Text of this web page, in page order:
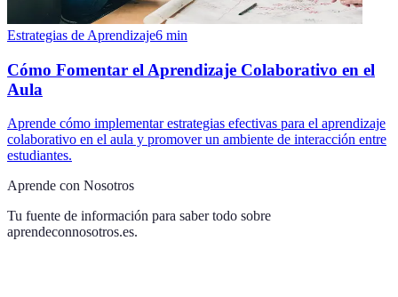
Estrategias de Aprendizaje6 min
Cómo Fomentar el Aprendizaje Colaborativo en el
Aula
Aprende cómo implementar estrategias efectivas para el aprendizaje
colaborativo en el aula y promover un ambiente de interacción entre
estudiantes.
Aprende con Nosotros
Tu fuente de información para saber todo sobre
aprendeconnosotros.es.